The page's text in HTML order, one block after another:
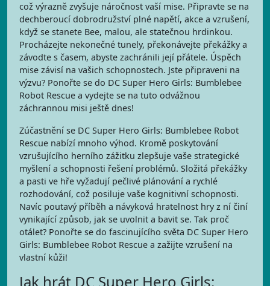
což výrazně zvyšuje náročnost vaší mise. Připravte se na
dechberoucí dobrodružství plné napětí, akce a vzrušení,
když se stanete Bee, malou, ale statečnou hrdinkou.
Procházejte nekonečné tunely, překonávejte překážky a
závodte s časem, abyste zachránili její přátele. Úspěch
mise závisí na vašich schopnostech. Jste připraveni na
výzvu? Ponořte se do DC Super Hero Girls: Bumblebee
Robot Rescue a vydejte se na tuto odvážnou
záchrannou misi ještě dnes!
Zúčastnění se DC Super Hero Girls: Bumblebee Robot
Rescue nabízí mnoho výhod. Kromě poskytování
vzrušujícího herního zážitku zlepšuje vaše strategické
myšlení a schopnosti řešení problémů. Složitá překážky
a pasti ve hře vyžadují pečlivé plánování a rychlé
rozhodování, což posiluje vaše kognitivní schopnosti.
Navíc poutavý příběh a návyková hratelnost hry z ní činí
vynikající způsob, jak se uvolnit a bavit se. Tak proč
otálet? Ponořte se do fascinujícího světa DC Super Hero
Girls: Bumblebee Robot Rescue a zažijte vzrušení na
vlastní kůži!
Jak hrát DC Super Hero Girls: